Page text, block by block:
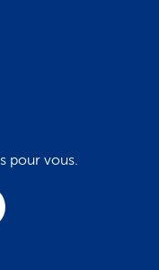
pour vous.